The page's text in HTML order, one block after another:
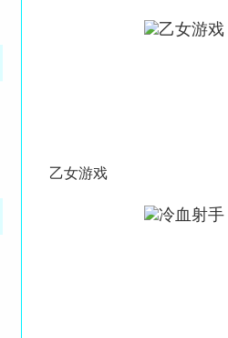
乙女游戏